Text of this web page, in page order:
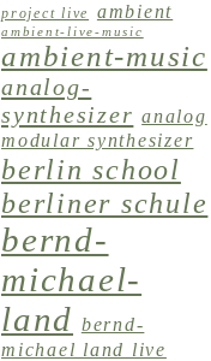
project live
ambient
ambient-live-music
ambient-music
analog-
synthesizer analog
modular synthesizer
berlin school
berliner schule
bernd-
michael-
land bernd-
michael land live